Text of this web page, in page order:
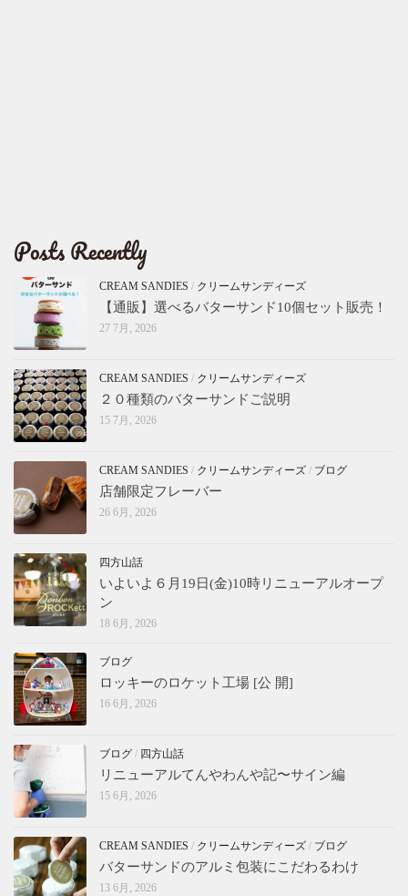
Posts Recently
CREAM SANDIES / クリームサンディーズ
【通販】選べるバターサンド10個セット販売！
27 7月, 2026
CREAM SANDIES / クリームサンディーズ
２０種類のバターサンドご説明
15 7月, 2026
CREAM SANDIES / クリームサンディーズ / ブログ
店舗限定フレーバー
26 6月, 2026
四方山話
いよいよ６月19日(金)10時リニューアルオープ
ン
18 6月, 2026
ブログ
ロッキーのロケット工場 [公 開]
16 6月, 2026
ブログ / 四方山話
リニューアルてんやわんや記〜サイン編
15 6月, 2026
CREAM SANDIES / クリームサンディーズ / ブログ
バターサンドのアルミ包装にこだわるわけ
13 6月, 2026